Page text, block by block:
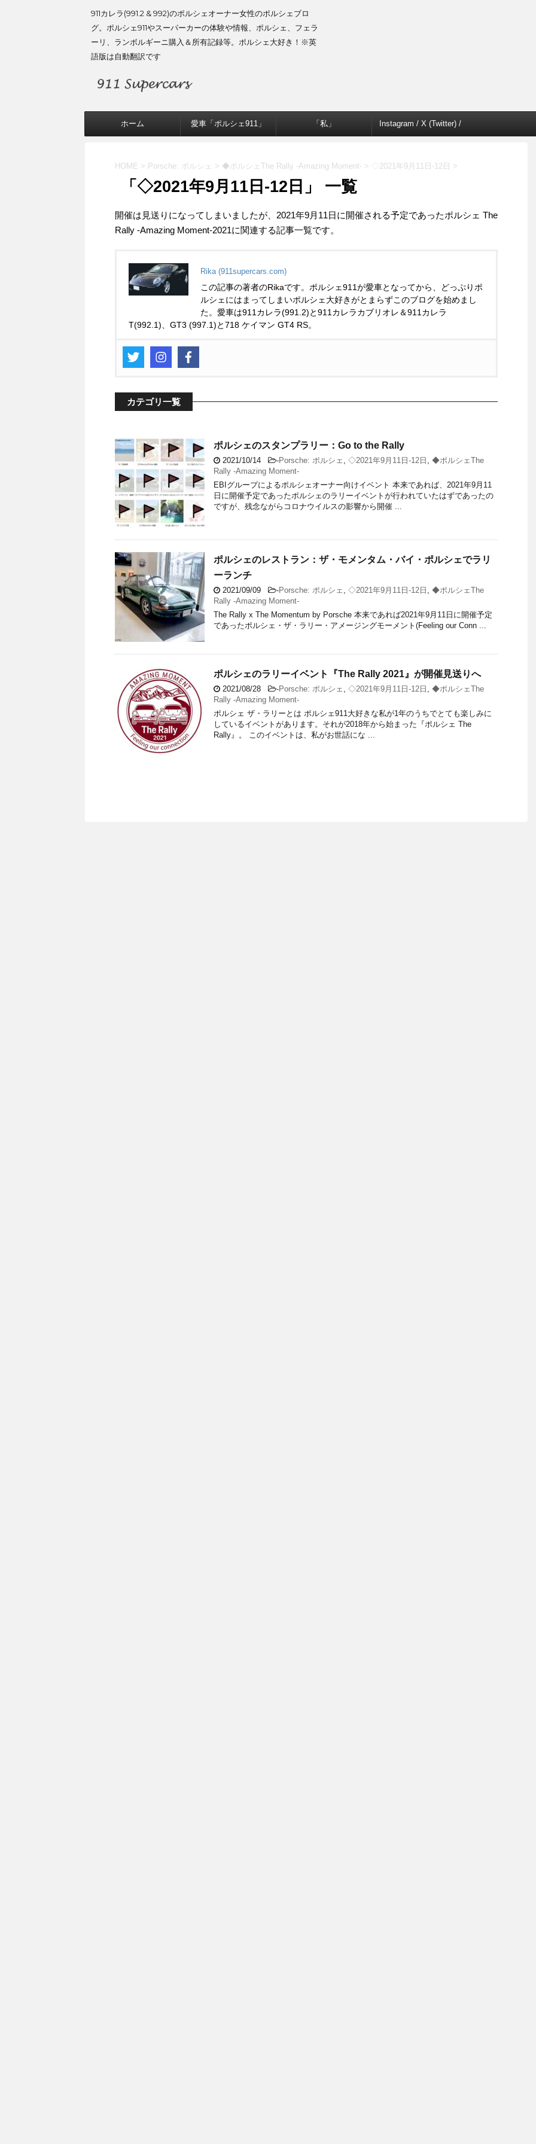
911カレラ(991.2 & 992)のポルシェオーナー女性のポルシェブロ
グ。ポルシェ911やスーパーカーの体験や情報、ポルシェ、フェラ
ーリ、ランボルギーニ購入＆所有記録等。ポルシェ大好き！※英
語版は自動翻訳です
ホーム 愛車「ポルシェ911」 「私」 Instagram / X (Twitter) /
HOME > Porsche: ポルシェ > ◆ポルシェThe Rally -Amazing Moment- > ◇2021年9月11日-12日 >
「◇2021年9月11日-12日」 一覧
開催は見送りになってしまいましたが、2021年9月11日に開催される予定であったポルシェ The
Rally -Amazing Moment-2021に関連する記事一覧です。
Rika (911supercars.com)
この記事の著者のRikaです。ポルシェ911が愛車となってから、どっぷりポ
ルシェにはまってしまいポルシェ大好きがとまらずこのブログを始めまし
た。愛車は911カレラ(991.2)と911カレラカブリオレ＆911カレラ
T(992.1)、GT3 (997.1)と718 ケイマン GT4 RS。
カテゴリ一覧
ポルシェのスタンプラリー：Go to the Rally
2021/10/14 -Porsche: ポルシェ , ◇2021年9月11日-12日 , ◆ポルシェThe
Rally -Amazing Moment-
EBIグループによるポルシェオーナー向けイベント 本来であれば、2021年9月11
日に開催予定であったポルシェのラリーイベントが行われていたはずであったの
ですが、残念ながらコロナウイルスの影響から開催 ...
ポルシェのレストラン：ザ・モメンタム・バイ・ポルシェでラリ
ーランチ
2021/09/09 -Porsche: ポルシェ , ◇2021年9月11日-12日 , ◆ポルシェThe
Rally -Amazing Moment-
The Rally x The Momentum by Porsche 本来であれば2021年9月11日に開催予定
であったポルシェ・ザ・ラリー・アメージングモーメント(Feeling our Conn ...
ポルシェのラリーイベント『The Rally 2021』が開催見送りへ
2021/08/28 -Porsche: ポルシェ , ◇2021年9月11日-12日 , ◆ポルシェThe
Rally -Amazing Moment-
ポルシェ ザ・ラリーとは ポルシェ911大好きな私が1年のうちでとても楽しみに
しているイベントがあります。それが2018年から始まった『ポルシェ The
Rally』。 このイベントは、私がお世話にな ...